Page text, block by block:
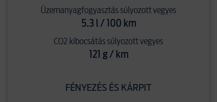
Üzemanyagfogyasztás súlyozott vegyes
5.3 l / 100 km
CO2 kibocsátás súlyozott vegyes
121 g / km
FÉNYEZÉS ÉS KÁRPIT